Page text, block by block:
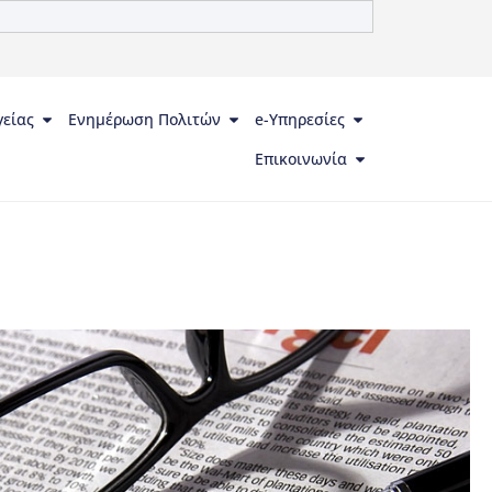
Ενημέρωση Πολιτών
e-Υπηρεσίες
Επικοινωνία